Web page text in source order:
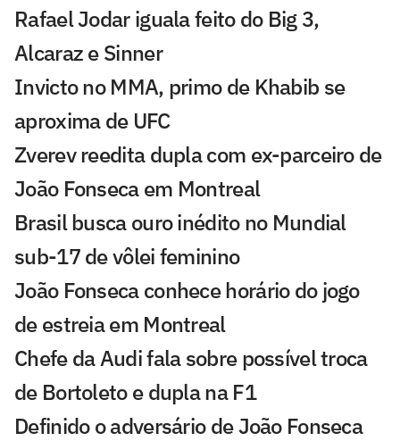
Rafael Jodar iguala feito do Big 3,
Alcaraz e Sinner
Invicto no MMA, primo de Khabib se
aproxima de UFC
Zverev reedita dupla com ex-parceiro de
João Fonseca em Montreal
Brasil busca ouro inédito no Mundial
sub-17 de vôlei feminino
João Fonseca conhece horário do jogo
de estreia em Montreal
Chefe da Audi fala sobre possível troca
de Bortoleto e dupla na F1
Definido o adversário de João Fonseca